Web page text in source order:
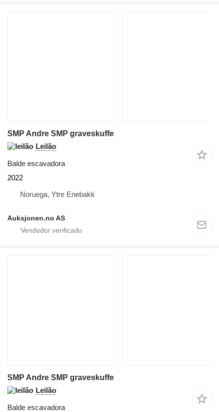
SMP Andre SMP graveskuffe
Leilão
Balde escavadora
2022
Noruega, Ytre Enebakk
Auksjonen.no AS
SMP Andre SMP graveskuffe
Leilão
Balde escavadora